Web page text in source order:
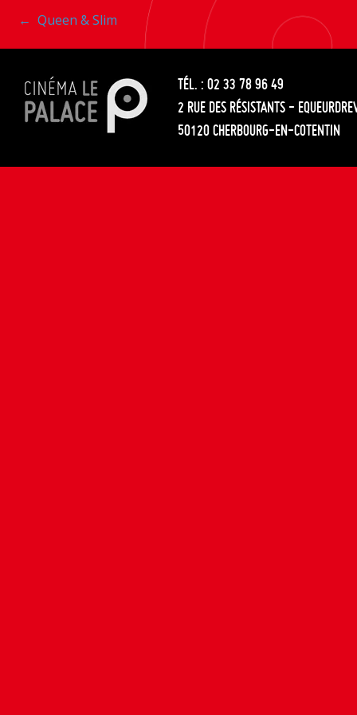
entre
les
articles
Navigation
entre
les
articles
← Queen & Slim
TÉL. : 02 33 78 96 49
2 RUE DES RÉSISTANTS -
50120 CHERBOURG-EN-COTENTIN